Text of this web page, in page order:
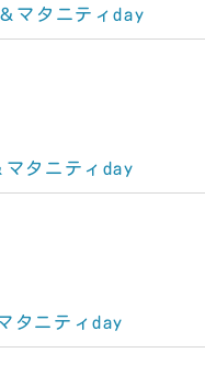
マタニティday
タニティday
タニティday